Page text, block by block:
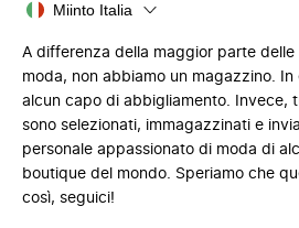
Miinto Italia
A differenza della maggior parte
moda, non abbiamo un magazzino.
alcun capo di abbigliamento. Invece,
sono selezionati, immagazzinati e
personale appassionato di moda di
boutique del mondo. Speriamo che
così, seguici!